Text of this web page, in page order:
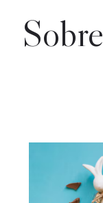
Sobre